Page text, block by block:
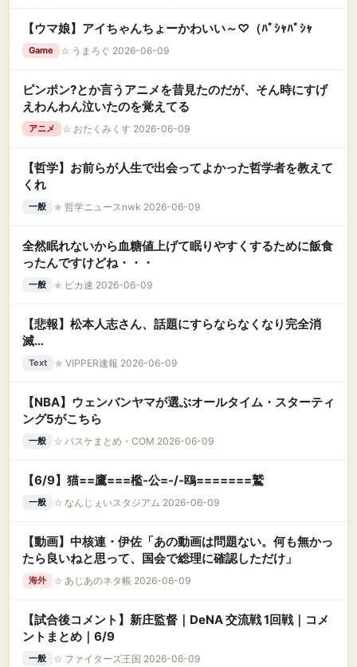
【ウマ娘】アイちゃんちょーかわいい～♡（ﾊﾟｼｬﾊﾟｼｬ
Game ☆ うまろぐ 2026-06-09
ピンポン?とか言うアニメを昔見たのだが、そん時にすげ
えわんわん泣いたのを覚えてる
アニメ ☆ おたくみくす 2026-06-09
【哲学】お前らが人生で出会ってよかった哲学者を教えて
くれ
一般 ★ 哲学ニュースnwk 2026-06-09
全然眠れないから血糖値上げて眠りやすくするために飯食
ったんですけどね・・・
一般 ★ ピカ速 2026-06-09
【悲報】松本人志さん、話題にすらならなくなり完全消
滅…
Text ★ VIPPER速報 2026-06-09
【NBA】ウェンバンヤマが選ぶオールタイム・スターティ
ング5がこちら
一般 ☆ バスケまとめ・COM 2026-06-09
【6/9】猫==鷹===檻-公=-/-鴎=======鷲
一般 ☆ なんじぇいスタジアム 2026-06-09
【動画】中核連・伊佐「あの動画は問題ない。何も無かっ
たら良いねと思って、国会で総理に確認しただけ」
海外 ☆ あじあのネタ帳 2026-06-09
【試合後コメント】新庄監督｜DeNA 交流戦 1回戦｜コメ
ントまとめ｜6/9
一般 ☆ ファイターズ王国 2026-06-09